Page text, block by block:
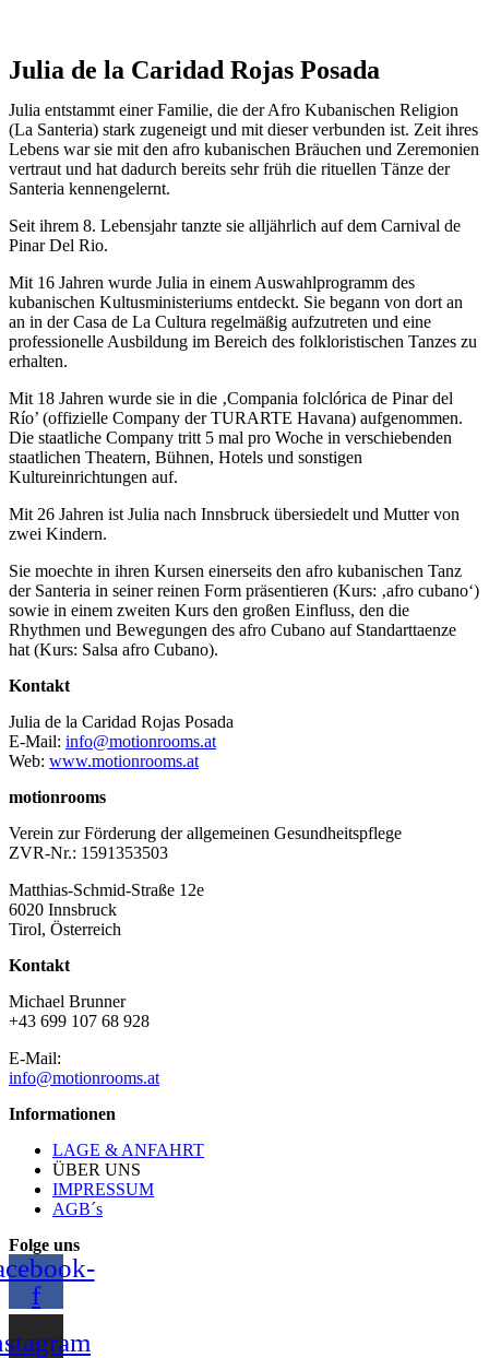
Julia de la Caridad Rojas Posada
Julia entstammt einer Familie, die der Afro Kubanischen Religion
(La Santeria) stark zugeneigt und mit dieser verbunden ist. Zeit ihres
Lebens war sie mit den afro kubanischen Bräuchen und Zeremonien
vertraut und hat dadurch bereits sehr früh die rituellen Tänze der
Santeria kennengelernt.
Seit ihrem 8. Lebensjahr tanzte sie alljährlich auf dem Carnival de
Pinar Del Rio.
Mit 16 Jahren wurde Julia in einem Auswahlprogramm des
kubanischen Kultusministeriums entdeckt. Sie begann von dort an
an in der Casa de La Cultura regelmäßig aufzutreten und eine
professionelle Ausbildung im Bereich des folkloristischen Tanzes zu
erhalten.
Mit 18 Jahren wurde sie in die ‚Compania folclórica de Pinar del
Río’ (offizielle Company der TURARTE Havana) aufgenommen.
Die staatliche Company tritt 5 mal pro Woche in verschiebenden
staatlichen Theatern, Bühnen, Hotels und sonstigen
Kultureinrichtungen auf.
Mit 26 Jahren ist Julia nach Innsbruck übersiedelt und Mutter von
zwei Kindern.
Sie moechte in ihren Kursen einerseits den afro kubanischen Tanz
der Santeria in seiner reinen Form präsentieren (Kurs: ‚afro cubano‘)
sowie in einem zweiten Kurs den großen Einfluss, den die
Rhythmen und Bewegungen des afro Cubano auf Standarttaenze
hat (Kurs: Salsa afro Cubano).
Kontakt
Julia de la Caridad Rojas Posada
E-Mail: info@motionrooms.at
Web: www.motionrooms.at
motionrooms
Verein zur Förderung der allgemeinen Gesundheitspflege
ZVR-Nr.: 1591353503
Matthias-Schmid-Straße 12e
6020 Innsbruck
Tirol, Österreich
Kontakt
Michael Brunner
+43 699 107 68 928
E-Mail:
info@motionrooms.at
Informationen
LAGE & ANFAHRT
ÜBER UNS
IMPRESSUM
AGB´s
Folge uns
f